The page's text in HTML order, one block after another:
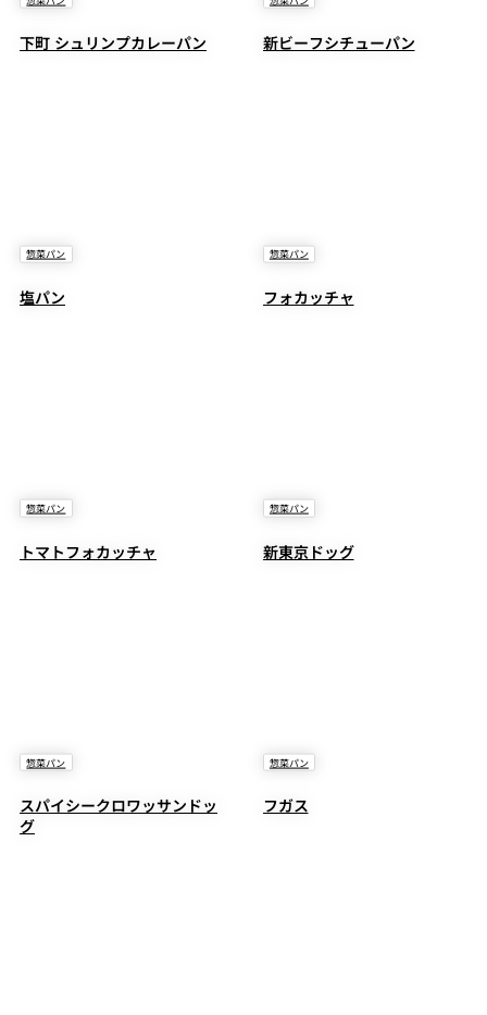
下町 シュリンプカレーパン 新ビーフシチューパン
惣菜パン
塩パン
惣菜パン
フォカッチャ
惣菜パン
トマトフォカッチャ
惣菜パン
新東京ドッグ
惣菜パン
スパイシークロワッサンドッ
グ
惣菜パン
フガス